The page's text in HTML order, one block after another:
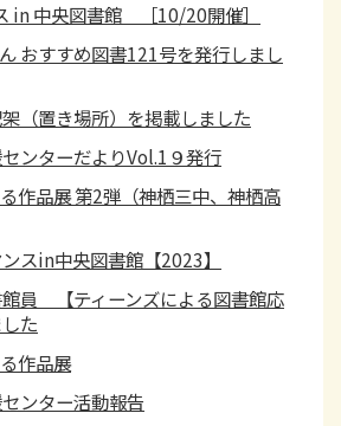
中央図書館 ［10/20開催］
おすすめ図書121号を発行しまし
（置き場所）を掲載しました
ンターだよりVol.1９発行
作品展 第2弾（神栖三中、神栖高
スin中央図書館【2023】
員 【ティーンズによる図書館応
た
作品展
ンター活動報告